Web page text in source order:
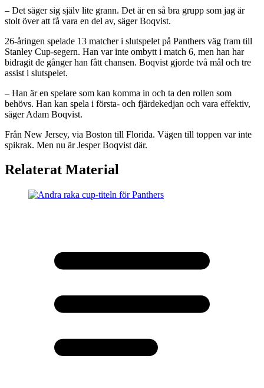
– Det säger sig själv lite grann. Det är en så bra grupp som jag är
stolt över att få vara en del av, säger Boqvist.
26-åringen spelade 13 matcher i slutspelet på Panthers väg fram till
Stanley Cup-segern. Han var inte ombytt i match 6, men han har
bidragit de gånger han fått chansen. Boqvist gjorde två mål och tre
assist i slutspelet.
– Han är en spelare som kan komma in och ta den rollen som
behövs. Han kan spela i första- och fjärdekedjan och vara effektiv,
säger Adam Boqvist.
Från New Jersey, via Boston till Florida. Vägen till toppen var inte
spikrak. Men nu är Jesper Boqvist där.
Relaterat Material